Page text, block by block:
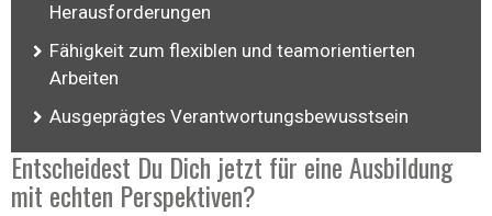
Herausforderungen
Fähigkeit zum flexiblen und teamorientierten
Arbeiten
Ausgeprägtes Verantwortungsbewusstsein
Entscheidest Du Dich jetzt für eine Ausbildung
mit echten Perspektiven?